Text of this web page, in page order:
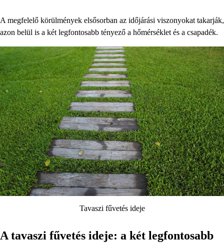
A megfelelő körülmények elsősorban az időjárási viszonyokat takarják,
azon belül is a két legfontosabb tényező a hőmérséklet és a csapadék.
Tavaszi fűvetés ideje
A tavaszi fűvetés ideje: a két legfontosabb